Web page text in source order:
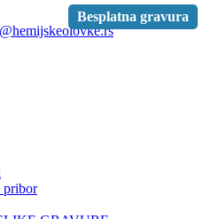
pribor
Besplatna gravura